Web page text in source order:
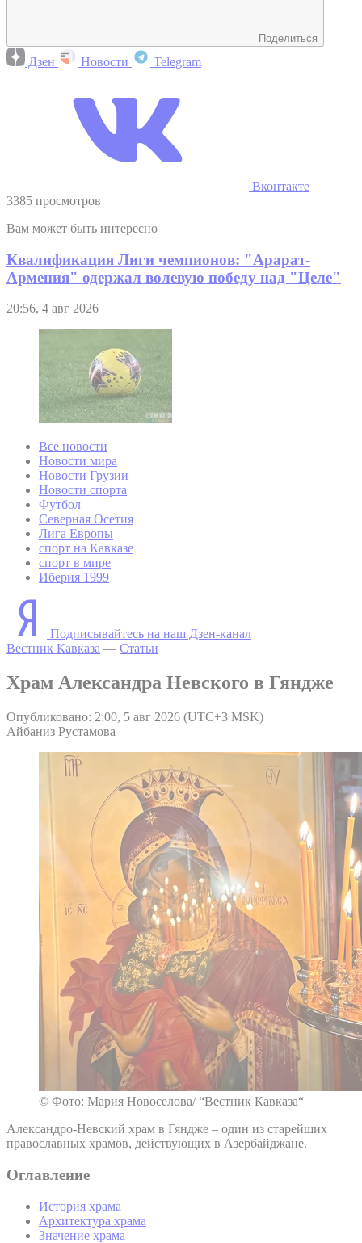
Поделиться
Дзен Новости Telegram
Вконтакте
3385 просмотров
Вам может быть интересно
Квалификация Лиги чемпионов: "Арарат-
Армения" одержал волевую победу над "Целе"
20:56, 4 авг 2026
Все новости
Новости мира
Новости Грузии
Новости спорта
Футбол
Северная Осетия
Лига Европы
спорт на Кавказе
спорт в мире
Иберия 1999
Подписывайтесь на наш Дзен-канал
Вестник Кавказа — Статьи
Храм Александра Невского в Гяндже
Опубликовано: 2:00, 5 авг 2026 (UTC+3 MSK)
Айбаниз Рустамова
© Фото: Мария Новоселова/ “Вестник Кавказа“
Александро-Невский храм в Гяндже – один из старейших
православных храмов, действующих в Азербайджане.
Оглавление
История храма
Архитектура храма
Значение храма